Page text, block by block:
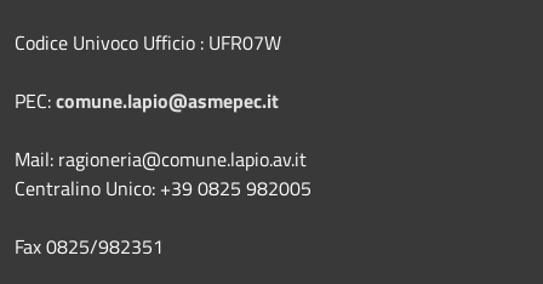
Codice Univoco Ufficio : UFR07W
PEC:comune.lapio@asmepec.it
Mail: ragioneria@comune.lapio.av.it
Centralino Unico: +39 0825 982005
Fax 0825/982351